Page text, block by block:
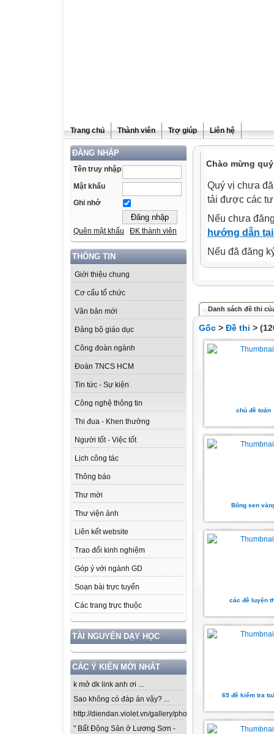
Trang chủ Thành viên Trợ giúp Liên hệ
ĐĂNG NHẬP
Tên truy nhập
Mật khẩu
Ghi nhớ
Quên mật khẩu ĐK thành viên
THÔNG TIN
Giới thiệu chung
Cơ cấu tổ chức
Văn bản mới
Đảng bộ giáo dục
Công đoàn ngành
Đoàn TNCS HCM
Tin tức - Sự kiện
Công nghệ thông tin
Thi đua - Khen thưởng
Người tốt - Việc tốt
Lịch công tác
Thông báo
Thư mời
Thư viện ảnh
Liên kết website
Trao đổi kinh nghiệm
Góp ý với ngành GD
Soạn bài trực tuyến
Các trang trực thuộc
TÀI NGUYÊN DẠY HỌC
CÁC Ý KIẾN MỚI NHẤT
k mở dk link anh ơi ...
Sao không có đáp án vậy? ...
http://diendan.violet.vn/gallery/photos/302...
" Bất Động Sản ở Lương Sơn -
Chào mừng
Quý vị chưa
tải được các
Nếu chưa
hướng dẫn
Nếu đã đăng
Danh sách đề thi
Gốc > Đề thi >
chủ đề toán
Bông sen
các đề luyện
65 đề kiểm tra